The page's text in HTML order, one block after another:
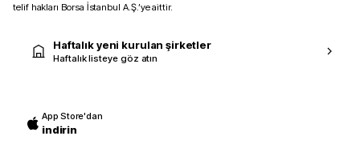
telif hakları Borsa İstanbul A.Ş.’ye aittir.
Haftalık yeni kurulan şirketler
Haftalık listeye göz atın
App Store'dan
indirin